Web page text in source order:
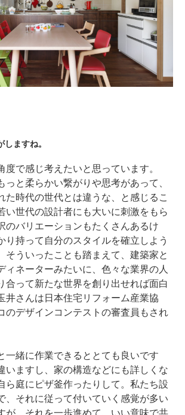
ますね。
度で感じ考えたいと思っています。
っと柔らかい繋がりや思考があって、
た時代の世代とは違うな、と感じるこ
い世代の設計者にも大いに刺激をもら
のバリエーションもたくさんあるけ
り持って自分のスタイルを確立しよう
そういったことも踏まえて、建築家と
ィネーターみたいに、色々な業界の人
合って新たな世界を創り出せれば面白
井さんは日本住宅リフォーム産業協
のデザインコンテストの審査員もされ
一緒に作業できるととても良いです
いますし、家の構造などにも詳しくな
ら庭にピザ釜作ったりして。私たち設
、それに従って付いていく感覚が多い
が、それを一歩進めて、いい意味で共